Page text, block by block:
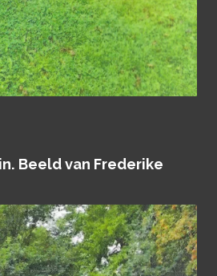
Beeld van Frederike